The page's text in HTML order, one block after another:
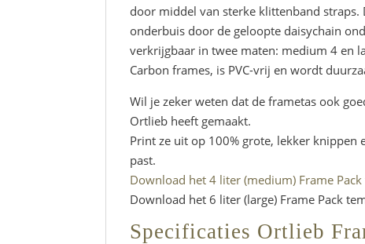
door middel van sterke klittenband straps.
onderbuis door de geloopte daisychain
verkrijgbaar in twee maten: medium 4 en
Carbon frames, is PVC-vrij en wordt
Wil je zeker weten dat de frametas ook
Ortlieb heeft gemaakt.
Print ze uit op 100% grote, lekker knippen
past.
Download het 4 liter (medium) Frame
Download het 6 liter (large) Frame Pack
Specificaties Ortlieb